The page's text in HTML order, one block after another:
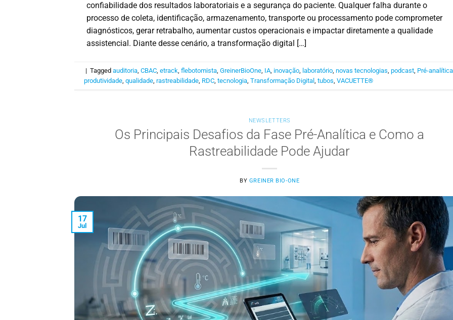
confiabilidade dos resultados laboratoriais e a segurança do paciente. Qualquer falha durante o
processo de coleta, identificação, armazenamento, transporte ou processamento pode comprometer
diagnósticos, gerar retrabalho, aumentar custos operacionais e impactar diretamente a qualidade
assistencial. Diante desse cenário, a transformação digital […]
| Taggedauditoria ,CBAC ,etrack ,flebotomista ,GreinerBioOne IA inovação laboratório ,novas tecnologias ,podcast Pré-analítica
produtividade ,qualidade ,rastreabilidade RDC ,tecnologia ,Transformação Digital ,tubos ,VACUETTE®
NEWSLETTERS
Os Principais Desafios da Fase Pré-Analítica e Como a
Rastreabilidade Pode Ajudar
BY GREINER BIO-ONE
17
Jul